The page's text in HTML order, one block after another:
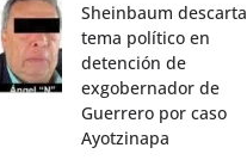
Sheinbaum descarta
tema político en
detención de
exgobernador de
Guerrero por caso
Ayotzinapa